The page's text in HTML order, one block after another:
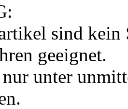
sind
geeignet.
unter